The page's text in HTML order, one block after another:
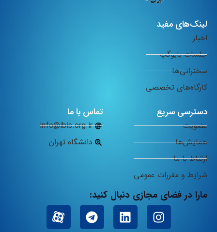
لینک‌های مفید
اخبار
جلسات بایوگپ
سخنرانی‌ها
کارگاه‌های تخصصی
دسترسی سریع
عضویت
همایش‌ها
ارتباط با ما
شرایط و مقررات عمومی
تماس با ما
info@ibis.org.ir
دانشگاه تهران
مارا در فضای مجازی دنبال کنید: